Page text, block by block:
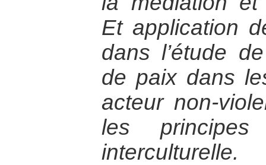
Et application
dans l’étude
de paix dans
acteur non-
les
interculturelle.